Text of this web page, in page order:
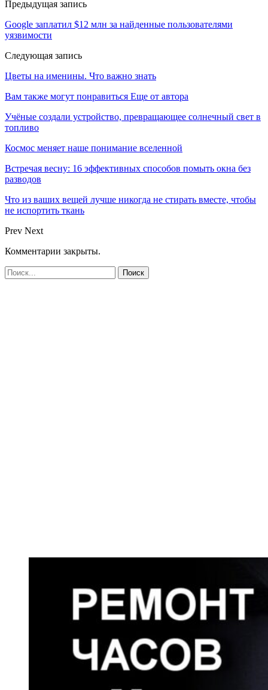
Предыдущая запись
Google заплатил $12 млн за найденные пользователями
уязвимости
Следующая запись
Цветы на именины. Что важно знать
Вам также могут понравиться Еще от автора
Учёные создали устройство, превращающее солнечный свет в
топливо
Космос меняет наше понимание вселенной
Встречая весну: 16 эффективных способов помыть окна без
разводов
Что из ваших вещей лучше никогда не стирать вместе, чтобы
не испортить ткань
Prev Next
Комментарии закрыты.